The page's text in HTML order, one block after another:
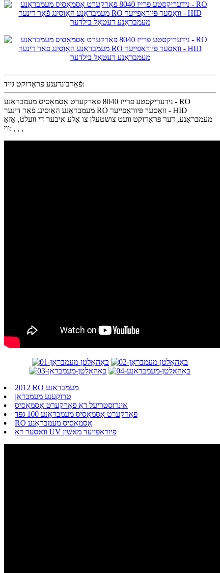
פֿאַרבונדענע פּראָדוקט גייד:
נידעריקסטע פרייז 8040 פאַרקערט אָסמאָסיס מעמבראַנע - RO
מעמבראַנע האָוסינג פֿאַר דינער RO וואַסער פּיוראַפייער - HID
מעמבראַנע, דער פּראָדוקט וועט צושטעלן צו אַלע איבער די וועלט, אַזאַ
ווי: , , ,
2012 RO מעמבראַנע
טרוקענע מעמבראַן
אינדוסטריעל ראָ פאַרקערט אָסמאָסיס
פאַרקערט אָסמאָסיס מעמבראַנע 100 גפּד
RO אָסמאָסיס מעמבראַנע
וואַסער ראָ UV פּיוראַפייער מאַשין